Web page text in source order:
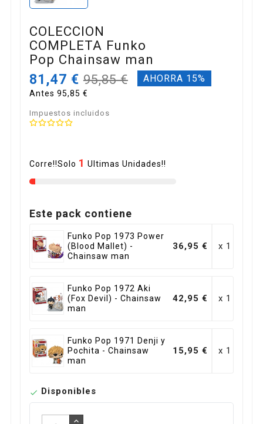
COLECCION
COMPLETA Funko
Pop Chainsaw man
81,47 € 95,85 € AHORRA 15%
Antes 95,85 €
Impuestos incluidos
Corre!!Solo 1 Ultimas Unidades!!
Este pack contiene
Funko Pop 1973 Power
(Blood Mallet) -
Chainsaw man
36,95 € x 1
Funko Pop 1972 Aki
(Fox Devil) - Chainsaw
man
42,95 € x 1
Funko Pop 1971 Denji y
Pochita - Chainsaw
man
15,95 € x 1
 Disponibles